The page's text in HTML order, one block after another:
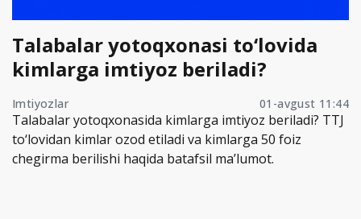
Talabalar yotoqxonasi to‘lovida
kimlarga imtiyoz beriladi?
Imtiyozlar 01-avgust 11:44
Talabalar yotoqxonasida kimlarga imtiyoz beriladi? TTJ
to‘lovidan kimlar ozod etiladi va kimlarga 50 foiz
chegirma berilishi haqida batafsil ma’lumot.